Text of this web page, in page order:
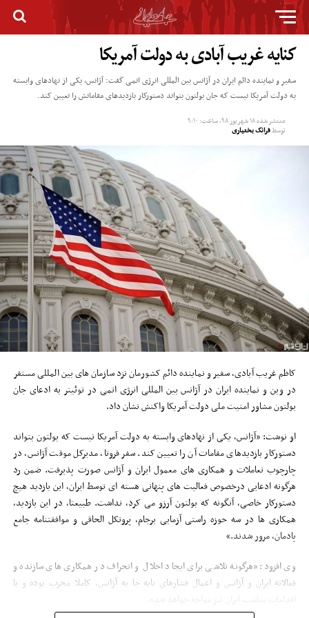
کنایه غریب آبادی به دولت آمریکا
سفیر و نماینده دائم ایران در آژانس بین المللی انرژی اتمی گفت: آژانس، یکی از نهادهای وابسته
به دولت آمریکا نیست که جان بولتون بتواند دستورکار بازدیدهای مقاماتش را تعیین کند.
منتشر شده۱۸ شهریور ۹۸, ساعت: ۹:۱۰
توسطفرانک بختیاری
کاظم غریب آبادی، سفیر و نماینده دائم کشورمان نزد سازمان های بین المللی مستقر
در وین و نماینده ایران در آژانس بین المللی انرژی اتمی در توئیتر به ادعای جان
بولتون مشاور امنیت ملی دولت آمریکا واکنش نشان داد.
او نوشت: «آژانس، یکی از نهادهای وابسته به دولت آمریکا نیست که بولتون بتواند
دستورکار بازدیدهای مقامات آن را تعیین کند. سفر فروتا، مدیرکل موقت آژانس، در
چارچوب تعاملات و همکاری های معمول ایران و آژانس صورت پذیرفت. ضمن رد
هرگونه ادعایی درخصوص فعالیت های پنهانی هسته ای توسط ایران، این بازدید هیچ
دستورکار خاصی، آنگونه که بولتون آرزو می کرد، نداشت. طبیعتا، در این بازدید،
همکاری ها در سه حوزه راستی آزمایی برجام، پروتکل الحاقی و موافقتنامه جامع
پادمان، مرور شدند.»
وی افزود: «هرگونه تلاشی برای ایجاد اخلال و انحراف در همکاری های سازنده و
فعالانه ایران و آژانس و اعمال فشارهای نابه جا به آژانس، کاملا مخرب بوده و با